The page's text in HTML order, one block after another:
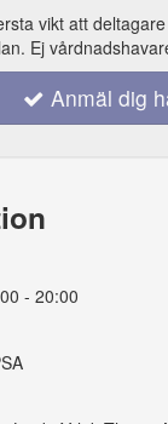
vikt att
Ej
Anmäl dig
- 20:00